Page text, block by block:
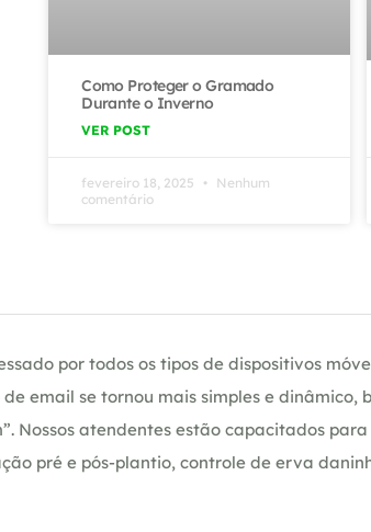
Como Proteger o Gramado
Durante o Inverno
VER POST
fevereiro 18, 2025
Nenhum
comentário
por todos os tipos de dispositivos
email se tornou mais simples e
Nossos atendentes estão capacitados
pré e pós-plantio, controle de erva